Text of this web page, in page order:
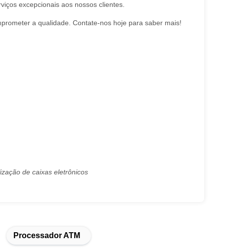
excepcionais aos nossos clientes.
a qualidade. Contate-nos hoje para saber mais!
de caixas eletrônicos
Processador ATM